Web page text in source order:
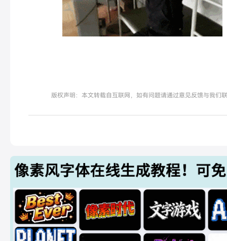
版权声明：本文转载自互联网，如有问题请通过意见反馈与我们